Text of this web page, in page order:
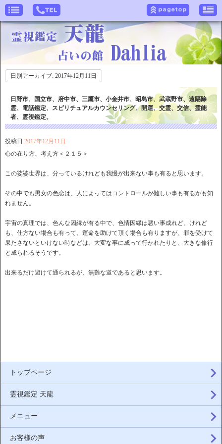
日別アーカイブ: 2017年12月11日
日野市、国立市、府中市、三鷹市、小金井市、昭島市、武蔵野市、遠隔除
霊、電話鑑定、スピリチュアルカウンセリング、開運、交霊、交信、霊能
者、霊視鑑定。
投稿日 2017年12月11日
心の在り方、考え方＜２１５＞
この娑婆世界は、分っているけれども我慢が出来ない事も有ると思います。
その中でも男女の色恋は、人によってはコントロールが難しい事も有るかも知
れません。
宇宙の真理では、色んな因縁が有る中で、色情因縁は悪い事成れど、けれど
も、仕方ない場合も有って、運命を助けて頂く場合も有りますが、罪を受けて
果たさないといけない時などは、大変な事に成って行かれたりと、大きな修行
と成られるそうです。
出来るだけ避けて通られるが、無難な道であると思います。
トップページ
霊視鑑定 天龍
メニュー
お客様の声